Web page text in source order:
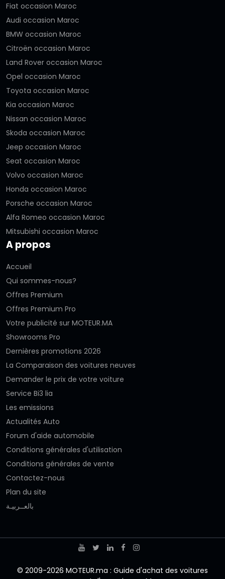
Fiat occasion Maroc
Audi occasion Maroc
BMW occasion Maroc
Citroën occasion Maroc
Land Rover occasion Maroc
Opel occasion Maroc
Toyota occasion Maroc
Kia occasion Maroc
Nissan occasion Maroc
Skoda occasion Maroc
Jeep occasion Maroc
Seat occasion Maroc
Volvo occasion Maroc
Honda occasion Maroc
Porsche occasion Maroc
Alfa Romeo occasion Maroc
Mitsubishi occasion Maroc
A propos
Accueil
Qui sommes-nous?
Offres Premium
Offres Premium Pro
Votre publicité sur MOTEUR.MA
Showrooms Pro
Dernières promotions 2026
La Comparaison des voitures neuves
Demander le prix de votre voiture
Service Bi3 lia
Les emissions
Actualités Auto
Forum d'aide automobile
Conditions générales d'utilisation
Conditions générales de vente
Contactez-nous
Plan du site
بالعــربيـة
© 2009-2026 MOTEUR.ma : Guide d'achat des voitures